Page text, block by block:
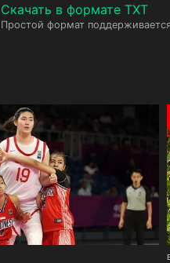
Скачать в формате TXT
Простой формат